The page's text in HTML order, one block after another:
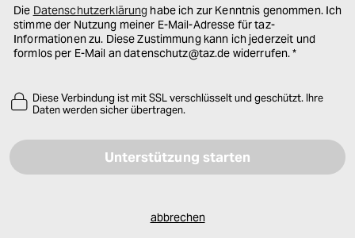
Die Datenschutzerklärung habe ich zur Kenntnis genommen. Ich
stimme der Nutzung meiner E-Mail-Adresse für taz-
Informationen zu. Diese Zustimmung kann ich jederzeit und
formlos per E-Mail an datenschutz@taz.de widerrufen.
Diese Verbindung ist mit SSL verschlüsselt und geschützt. Ihre
Daten werden sicher übertragen.
abbrechen